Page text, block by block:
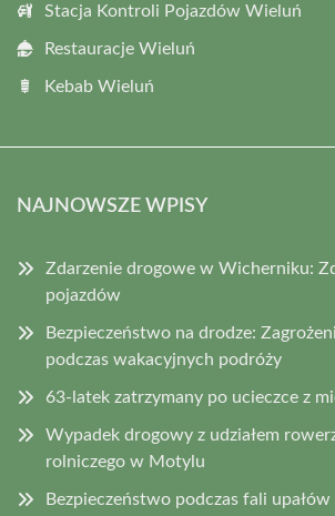
Stacja Kontroli Pojazdów Wieluń
Restauracje Wieluń
Kebab Wieluń
NAJNOWSZE WPISY
Zdarzenie drogowe w Wicherniku:
pojazdów
Bezpieczeństwo na drodze:
podczas wakacyjnych podróży
63-latek zatrzymany po ucieczce z
Wypadek drogowy z udziałem
rolniczego w Motylu
Bezpieczeństwo podczas fali